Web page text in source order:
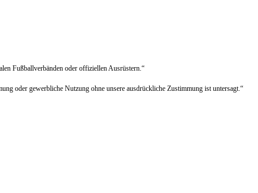
Fußballverbänden oder offiziellen Ausrüstern.“
oder gewerbliche Nutzung ohne unsere ausdrückliche Zustimmung ist untersagt.“